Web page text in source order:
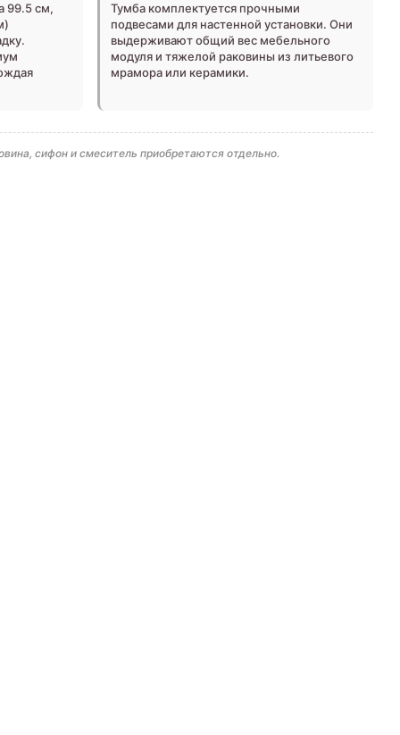
99.5 см,
Тумба комплектуется прочными
подвесами для настенной установки. Они
выдерживают общий вес мебельного
модуля и тяжелой раковины из литьевого
мрамора или керамики.
сифон и смеситель приобретаются отдельно.